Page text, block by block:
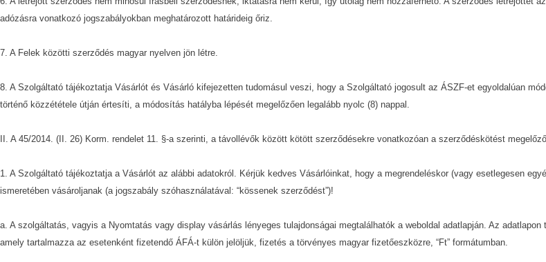
adózásra vonatkozó jogszabályokban meghatározott határideig őriz.
7. A Felek közötti szerződés magyar nyelven jön létre.
8. A Szolgáltató tájékoztatja Vásárlót és Vásárló kifejezetten tudomásul veszi, hogy a Szolgáltató jogosult az ÁSZF-et egyoldalúan
történő közzététele útján értesíti, a módosítás hatályba lépését megelőzően legalább nyolc (8) nappal.
II. A 45/2014. (II. 26) Korm. rendelet 11. §-a szerinti, a távollévők között kötött szerződésekre vonatkozóan a szerződéskötést
1. A Szolgáltató tájékoztatja a Vásárlót az alábbi adatokról. Kérjük kedves Vásárlóinkat, hogy a megrendeléskor (vagy esetlegesen
ismeretében vásároljanak (a jogszabály szóhasználatával: “kössenek szerződést”)!
a. A szolgáltatás, vagyis a Nyomtatás vagy display vásárlás lényeges tulajdonságai megtalálhatók a weboldal adatlapján. Az
amely tartalmazza az esetenként fizetendő ÁFÁ-t külön jelöljük, fizetés a törvényes magyar fizetőeszközre, “Ft” formátumban.